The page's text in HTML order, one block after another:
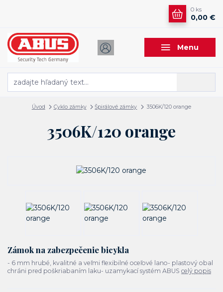
Menu
0 ks
0,00 €
Úvod Cyklo zámky Špirálové zámky 3506K/120 orange
3506K/120 orange
Zámok na zabezpečenie bicykla
- 6 mm hrubé, kvalitné a veľmi flexibilné oceľové lano- plastový obal
chráni pred poškriabaním laku- uzamykací systém ABUS celý popis